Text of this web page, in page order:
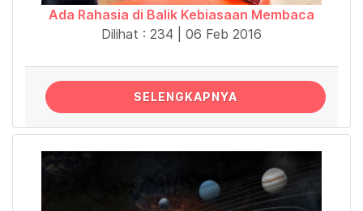
Ada Rahasia di Balik Kebiasaan Membaca
Dilihat : 234 | 06 Feb 2016
SELENGKAPNYA